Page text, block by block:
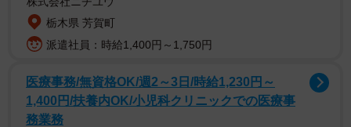
開示請求を経て特定された誹謗中傷アカウントの主は、驚
いたことに小学5年生でした。その小学生が言うには、自分
は塾に行くこともできず成績が上がらない中、SNSで楽し
そうに勉強している塾の様子に、腹が立ったというので
す。しかし、事情はどうあれ内容は誹謗中傷にあたりま
す。この場合、損害賠償請求はできるのでしょうか。まこ
栃木県 芳賀町
派遣社員：時給1,400円～1,750円
医療事務/無資格OK/週2～3日/時給1,230円～
1,400円/扶養内OK/小児科クリニックでの医療事
務業務